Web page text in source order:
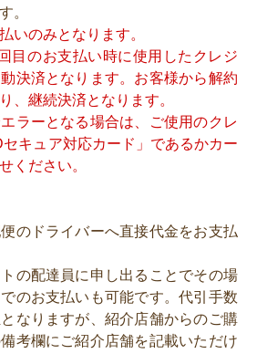
。
いのみとなります。
目のお支払い時に使用したクレジ
決済となります。お客様から解約
、継続決済となります。
ラーとなる場合は、ご使用のクレ
キュア対応カード」であるかカー
ください。
のドライバーへ直接代金をお支払
の配達員に申し出ることでその場
のお支払いも可能です。代引手数
なりますが、紹介店舗からのご購
考欄にご紹介店舗を記載いただけ